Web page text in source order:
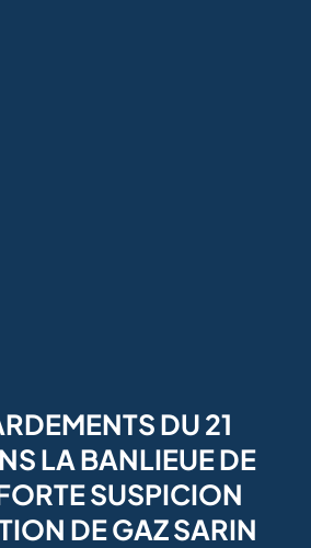
DU 21
LA BANLIEUE DE
SUSPICION
DE GAZ SARIN